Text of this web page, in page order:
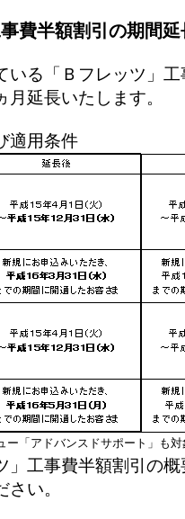
費半額割引の期間
る「Ｂフレッツ」工
延長いたします。
適用条件
ー「アドバンスドサポート」も
工事費半額割引の概
さい。